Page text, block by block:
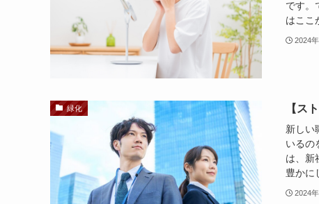
です。
はここ
2024
緑化 【ス
新しい
いるの
は、新
豊かに
2024